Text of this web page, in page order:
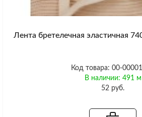
Лента бретелечная эластичная
Код товара: 00-
В наличии: 491 м
52 руб.